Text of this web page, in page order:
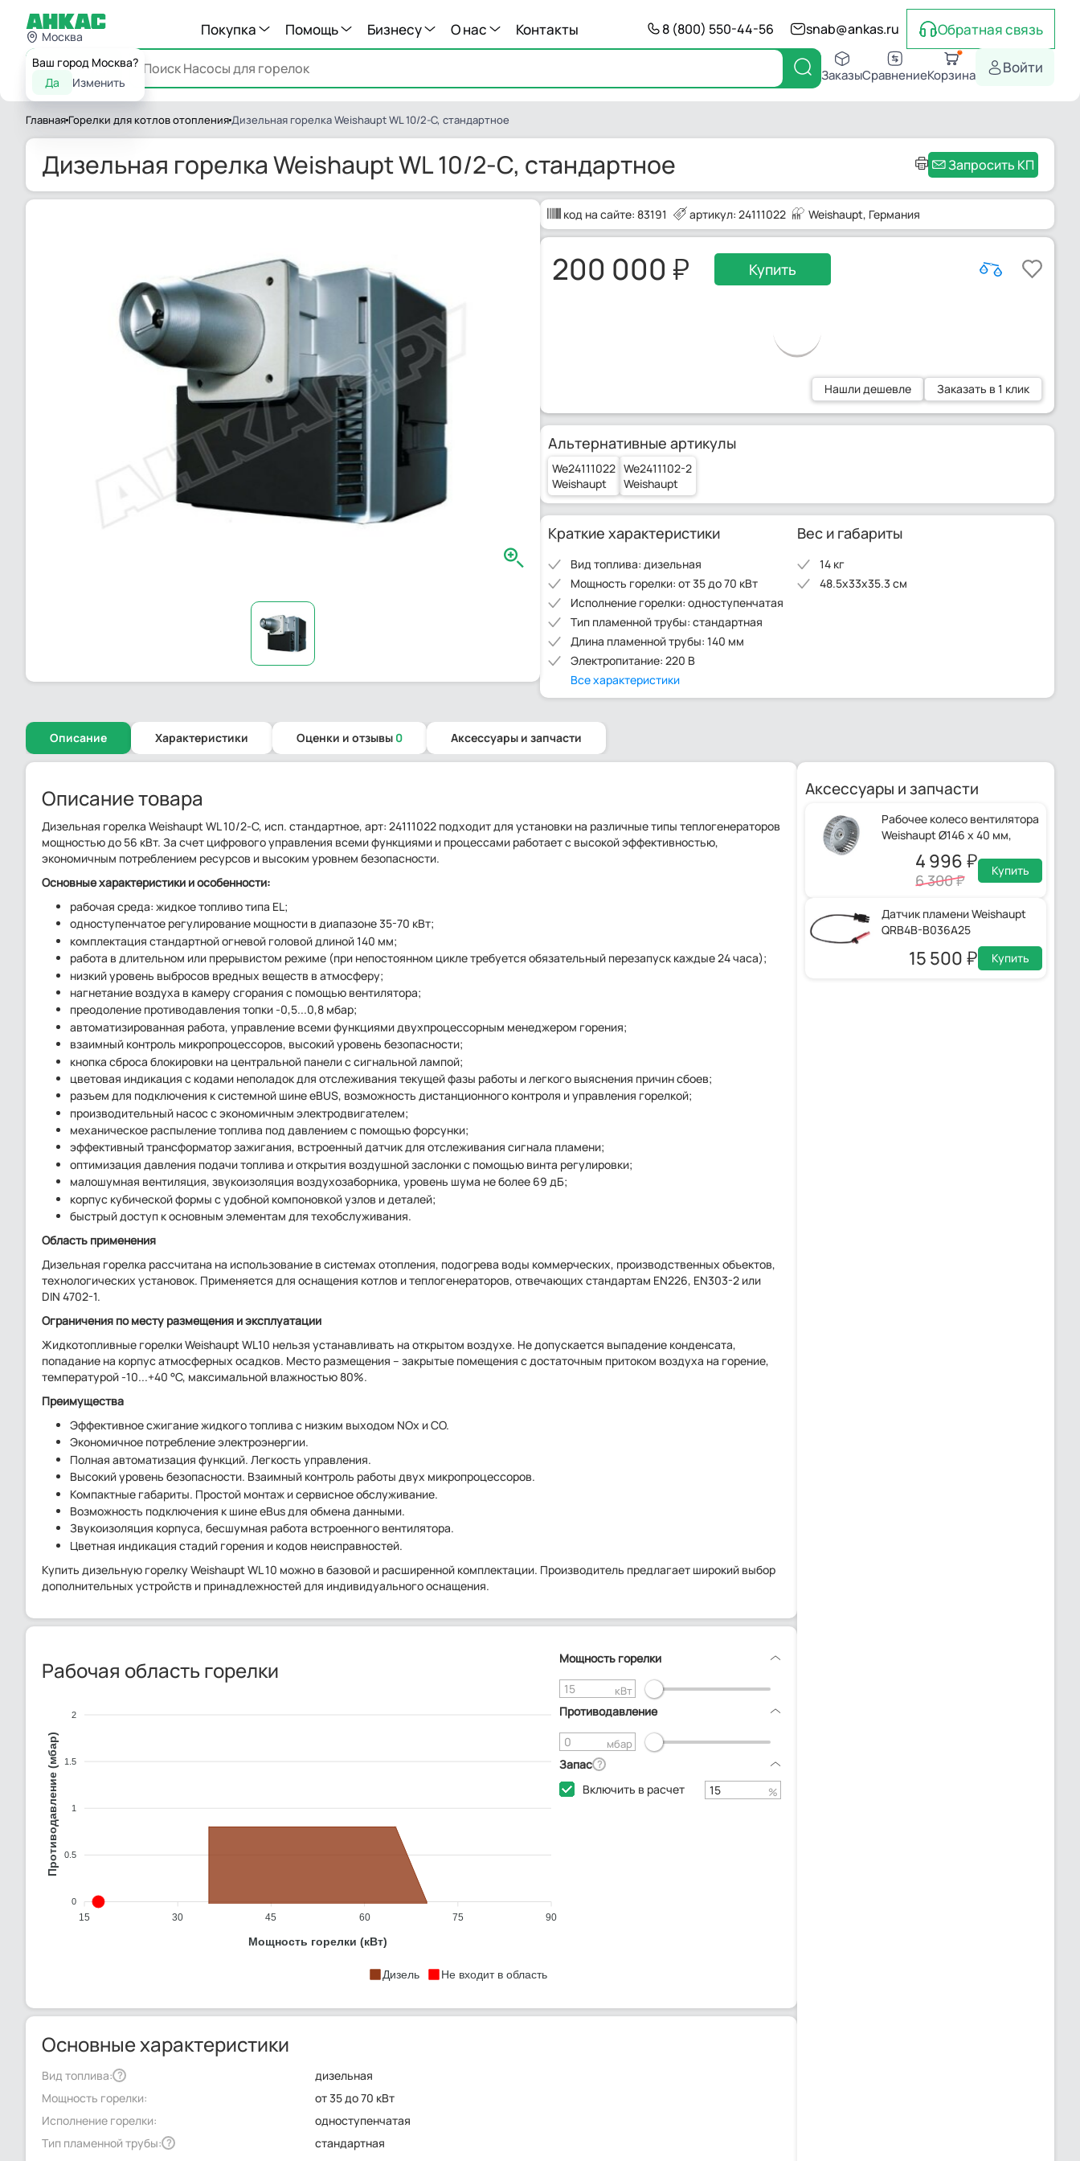
Москва
Ваш город Москва?
Да
Изменить
Покупка Помощь Бизнесу О нас Контакты 8 (800) 550-44-56 snab@ankas.ru Обратная связь
Каталог ЗаказыСравнениеКорзина Войти
Главная Горелки для котлов отопленияДизельная горелка Weishaupt WL 10/2-C, стандартное
Дизельная горелка Weishaupt WL 10/2-C, стандартное Запросить КП
код на сайте: 83191 артикул: 24111022 Weishaupt, Германия
200 000 Купить
Нашли дешевле Заказать в 1 клик
Альтернативные артикулы
We24111022
Weishaupt
We2411102-2
Weishaupt
Краткие характеристики
Вид топлива: дизельная
Мощность горелки: от 35 до 70 кВт
Исполнение горелки: одноступенчатая
Тип пламенной трубы: стандартная
Длина пламенной трубы: 140 мм
Электропитание: 220 В
Все характеристики
Вес и габариты
14 кг
48.5x33x35.3 см
Описание Характеристики Оценки и отзывы 0 Аксессуары и запчасти
Описание товара
Дизельная горелка Weishaupt WL 10/2-C, исп. стандартное, арт: 24111022 подходит для установки на различные типы теплогенераторов
мощностью до 56 кВт. За счет цифрового управления всеми функциями и процессами работает с высокой эффективностью,
экономичным потреблением ресурсов и высоким уровнем безопасности.
Основные характеристики и особенности:
рабочая среда: жидкое топливо типа EL;
одноступенчатое регулирование мощности в диапазоне 35-70 кВт;
комплектация стандартной огневой головой длиной 140 мм;
работа в длительном или прерывистом режиме (при непостоянном цикле требуется обязательный перезапуск каждые 24 часа);
низкий уровень выбросов вредных веществ в атмосферу;
нагнетание воздуха в камеру сгорания с помощью вентилятора;
преодоление противодавления топки -0,5...0,8 мбар;
автоматизированная работа, управление всеми функциями двухпроцессорным менеджером горения;
взаимный контроль микропроцессоров, высокий уровень безопасности;
кнопка сброса блокировки на центральной панели с сигнальной лампой;
цветовая индикация с кодами неполадок для отслеживания текущей фазы работы и легкого выяснения причин сбоев;
разъем для подключения к системной шине eBUS, возможность дистанционного контроля и управления горелкой;
производительный насос с экономичным электродвигателем;
механическое распыление топлива под давлением с помощью форсунки;
эффективный трансформатор зажигания, встроенный датчик для отслеживания сигнала пламени;
оптимизация давления подачи топлива и открытия воздушной заслонки с помощью винта регулировки;
малошумная вентиляция, звукоизоляция воздухозаборника, уровень шума не более 69 дБ;
корпус кубической формы с удобной компоновкой узлов и деталей;
быстрый доступ к основным элементам для техобслуживания.
Область применения
Дизельная горелка рассчитана на использование в системах отопления, подогрева воды коммерческих, производственных объектов,
технологических установок. Применяется для оснащения котлов и теплогенераторов, отвечающих стандартам EN226, EN303-2 или
DIN 4702-1.
Ограничения по месту размещения и эксплуатации
Жидкотопливные горелки Weishaupt WL10 нельзя устанавливать на открытом воздухе. Не допускается выпадение конденсата,
попадание на корпус атмосферных осадков. Место размещения – закрытые помещения с достаточным притоком воздуха на горение,
температурой -10...+40 °C, максимальной влажностью 80%.
Преимущества
Эффективное сжигание жидкого топлива с низким выходом NОx и CO.
Экономичное потребление электроэнергии.
Полная автоматизация функций. Легкость управления.
Высокий уровень безопасности. Взаимный контроль работы двух микропроцессоров.
Компактные габариты. Простой монтаж и сервисное обслуживание.
Возможность подключения к шине eBus для обмена данными.
Звукоизоляция корпуса, бесшумная работа встроенного вентилятора.
Цветная индикация стадий горения и кодов неисправностей.
Купить дизельную горелку Weishaupt WL 10 можно в базовой и расширенной комплектации. Производитель предлагает широкий выбор
дополнительных устройств и принадлежностей для индивидуального оснащения.
Рабочая область горелки
2
1.5
1
0.5
0
Противодавление (мбар)
15 30 45 60 75 90
Мощность горелки (кВт)
Дизель Не входит в область
Мощность горелки
кВт
Противодавление
мбар
Запас ?
Включить в расчет %
Основные характеристики
Вид топлива: ?
дизельная
Мощность горелки:
от 35 до 70 кВт
Исполнение горелки:
одноступенчатая
Тип пламенной трубы: ?
стандартная
Аксессуары и запчасти
Рабочее колесо вентилятора
Weishaupt Ø146 x 40 мм,
24111008032
4 996
6 300
Купить
Датчик пламени Weishaupt
QRB4B-B036A25
15 500 Купить